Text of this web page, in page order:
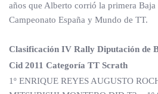
años que Alberto corrió la primera Baja
Campeonato España y Mundo de TT.
Clasificación IV Rally Diputación de
Cid 2011 Categoría TT Scrath
1º ENRIQUE REYES AUGUSTO